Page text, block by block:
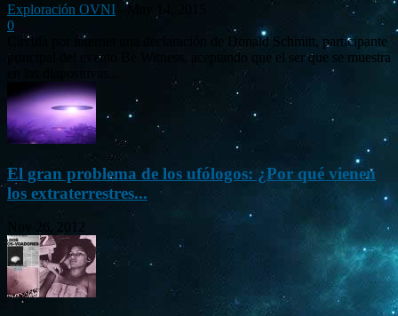
Exploración OVNI - May 14, 2015
0
Circula por internet una declaración de Donald Schmitt, participante
principal del evento Be Witness, aceptando que el ser que se muestra
El gran problema de los ufólogos: ¿Por qué vienen
los extraterrestres...
Nov 26, 2012